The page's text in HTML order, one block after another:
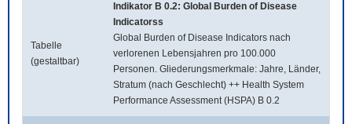
Tabelle
(gestaltbar)
Indikator B 0.2: Global Burden of Disease
Indicatorss
Global Burden of Disease Indicators nach
verlorenen Lebensjahren pro 100.000
Personen. Gliederungsmerkmale: Jahre, Länder,
Stratum (nach Geschlecht) ++ Health System
Performance Assessment (HSPA) B 0.2